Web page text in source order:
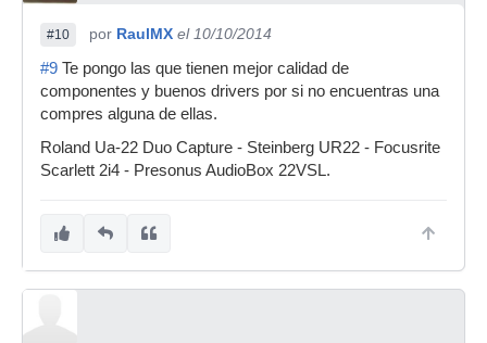
#10 por RaulMX el 10/10/2014
#9 Te pongo las que tienen mejor calidad de
componentes y buenos drivers por si no encuentras una
compres alguna de ellas.
Roland Ua-22 Duo Capture - Steinberg UR22 - Focusrite
Scarlett 2i4 - Presonus AudioBox 22VSL.